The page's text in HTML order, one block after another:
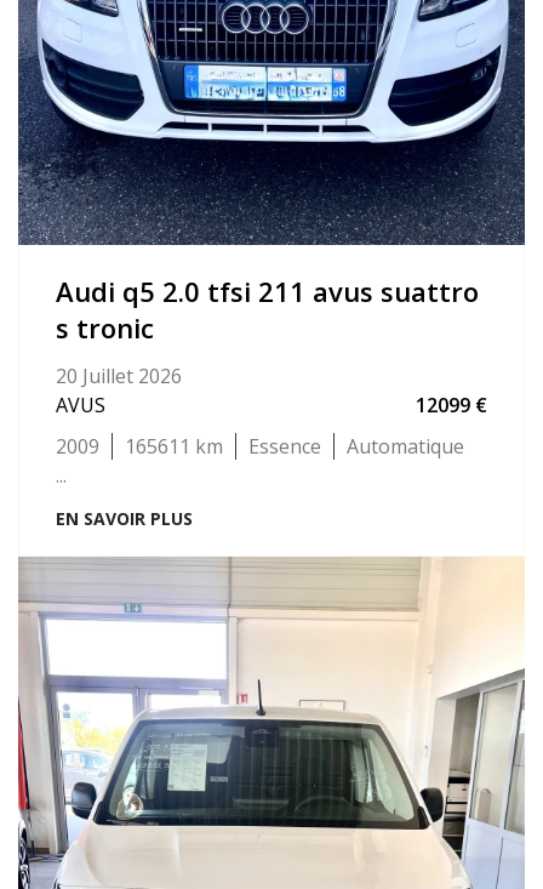
audi q5 2.0 tfsi 211 avus suattro
s tronic
20 Juillet 2026
AVUS
12099
2009
165611 Essence
Automatique
...
EN SAVOIR PLUS